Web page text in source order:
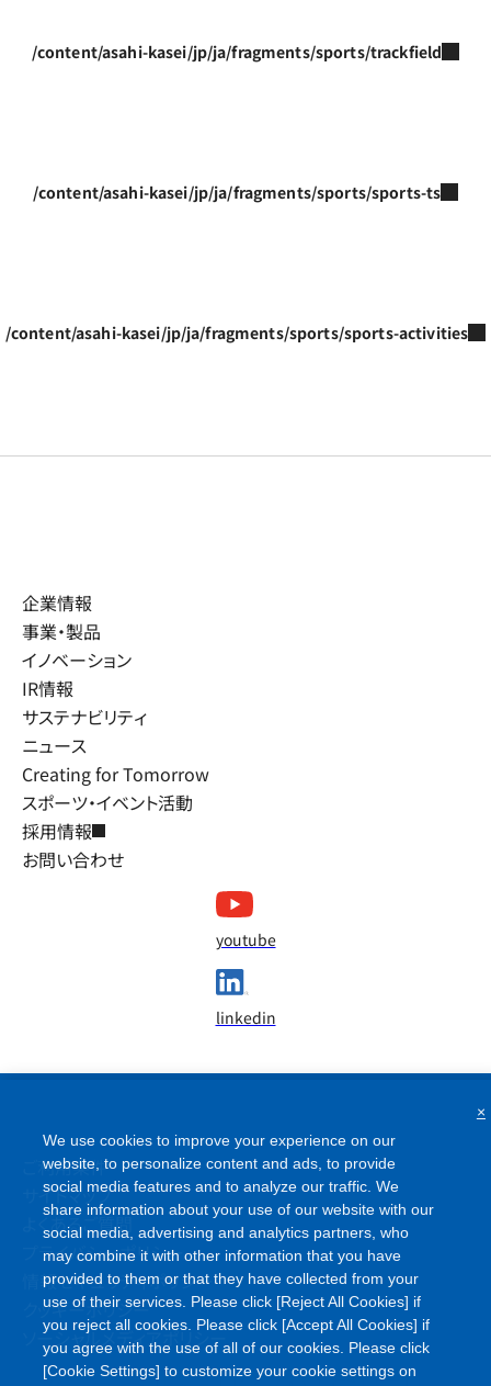
/content/asahi-kasei/jp/ja/fragments/sports/trackfield
/content/asahi-kasei/jp/ja/fragments/sports/sports-ts
/content/asahi-kasei/jp/ja/fragments/sports/sports-activities
企業情報
事業・製品
イノベーション
IR情報
サステナビリティ
ニュース
Creating for Tomorrow
スポーツ・イベント活動
採用情報
お問い合わせ
youtube
linkedin
ご利用条件
サイトマップ
よくあるご質問
プライバシーポリシー
情報セキュリティポリシー
クッキーポリシー
ソーシャルメディアポリシー
website, to personalize content and ads, to provide
social media features and to analyze our traffic. We
share information about your use of our website with our
social media, advertising and analytics partners, who
may combine it with other information that you have
provided to them or that they have collected from your
use of their services. Please click [Reject All Cookies] if
you reject all cookies. Please click [Accept All Cookies] if
you agree with the use of all of our cookies. Please click
[Cookie Settings] to customize your cookie settings on
our website. You can withdraw your consent at any time